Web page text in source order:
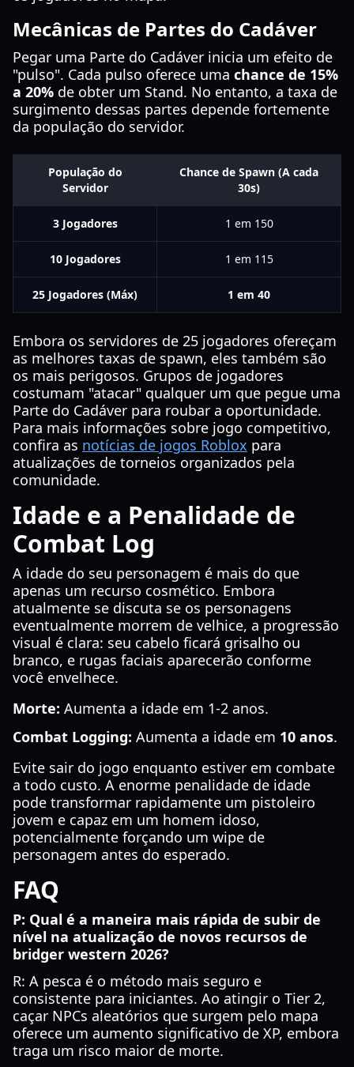
Mecânicas de Partes do Cadáver
Pegar uma Parte do Cadáver inicia um efeito de
"pulso". Cada pulso oferece uma chance de 15%
a 20% de obter um Stand. No entanto, a taxa de
surgimento dessas partes depende fortemente
da população do servidor.
População do
Servidor
Chance de Spawn (A cada
30s)
3 Jogadores 1 em 150
10 Jogadores 1 em 115
25 Jogadores (Máx) 1 em 40
Embora os servidores de 25 jogadores ofereçam
as melhores taxas de spawn, eles também são
os mais perigosos. Grupos de jogadores
costumam "atacar" qualquer um que pegue uma
Parte do Cadáver para roubar a oportunidade.
Para mais informações sobre jogo competitivo,
confira as notícias de jogos Roblox para
atualizações de torneios organizados pela
comunidade.
Idade e a Penalidade de
Combat Log
A idade do seu personagem é mais do que
apenas um recurso cosmético. Embora
atualmente se discuta se os personagens
eventualmente morrem de velhice, a progressão
visual é clara: seu cabelo ficará grisalho ou
branco, e rugas faciais aparecerão conforme
você envelhece.
Morte: Aumenta a idade em 1-2 anos.
Combat Logging: Aumenta a idade em 10 anos.
Evite sair do jogo enquanto estiver em combate
a todo custo. A enorme penalidade de idade
pode transformar rapidamente um pistoleiro
jovem e capaz em um homem idoso,
potencialmente forçando um wipe de
personagem antes do esperado.
FAQ
P: Qual é a maneira mais rápida de subir de
nível na atualização de novos recursos de
bridger western 2026?
R: A pesca é o método mais seguro e
consistente para iniciantes. Ao atingir o Tier 2,
caçar NPCs aleatórios que surgem pelo mapa
oferece um aumento significativo de XP, embora
traga um risco maior de morte.